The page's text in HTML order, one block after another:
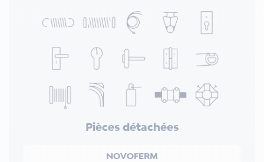
Pièces détachées
NOVOFERM